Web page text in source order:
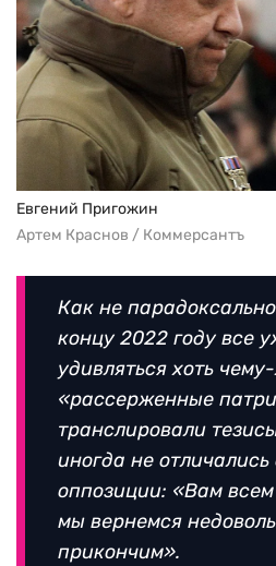
Евгений Пригожин
Артем Краснов / Коммерсантъ
Как не
концу 2022 году все
удивляться хоть
«рассерженные
транслировали
иногда не отличались
оппозиции: «Вам
мы вернемся
прикончим».